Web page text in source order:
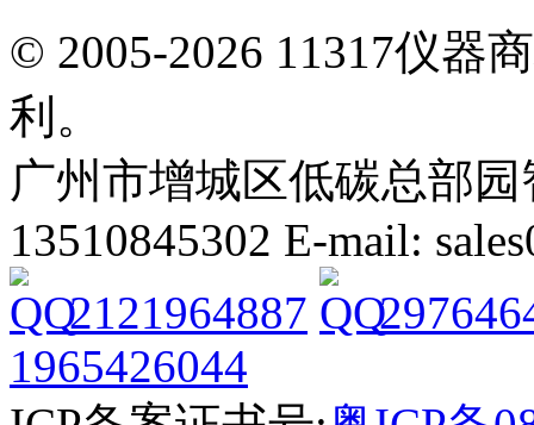
© 2005-2026 11317仪器
利。
广州市增城区低碳总部
13510845302 E-mail:
2121964887
1965426044